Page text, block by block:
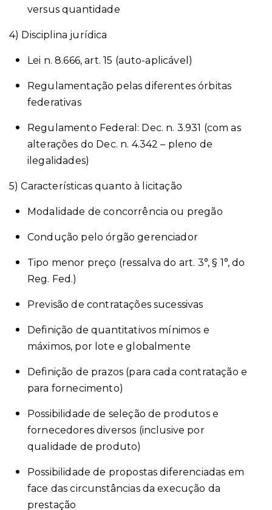
versus quantidade
4) Disciplina jurídica
Lei n. 8.666, art. 15 (auto-aplicável)
Regulamentação pelas diferentes órbitas
federativas
Regulamento Federal: Dec. n. 3.931 (com as
alterações do Dec. n. 4.342 – pleno de
ilegalidades)
5) Características quanto à licitação
Modalidade de concorrência ou pregão
Condução pelo órgão gerenciador
Tipo menor preço (ressalva do art. 3°, § 1°, do
Reg. Fed.)
Previsão de contratações sucessivas
Definição de quantitativos mínimos e
máximos, por lote e globalmente
Definição de prazos (para cada contratação e
para fornecimento)
Possibilidade de seleção de produtos e
fornecedores diversos (inclusive por
qualidade de produto)
Possibilidade de propostas diferenciadas em
face das circunstâncias da execução da
prestação